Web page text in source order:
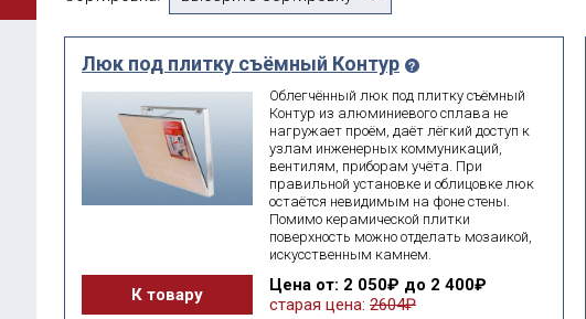
По посадочному
ширина
мм
высота
поиск по id
искать по id
подобрать
Люк под плитку съёмный Контур
Облегчённый люк под плитку съёмный
Контур из алюминиевого сплава не
нагружает проём, даёт лёгкий доступ к
узлам инженерных коммуникаций,
вентилям, приборам учёта. При
правильной установке и облицовке люк
остаётся невидимым на фоне стены.
Помимо керамической плитки
поверхность можно отделать мозаикой,
искусственным камнем.
К товару Цена от: 2 050₽ до 2 400₽
старая цена: 2604₽